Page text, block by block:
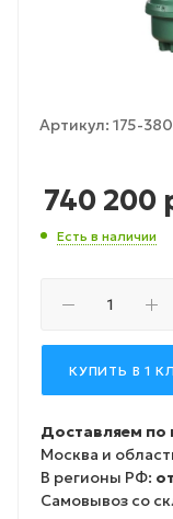
Артикул: 175-
740 200
Есть в наличии
КУПИТЬ В 1
Доставляем по
Москва и
В регионы РФ:
Самовывоз со